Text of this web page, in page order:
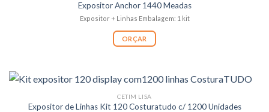
Expositor Anchor 1440 Meadas
Expositor + Linhas Embalagem: 1 kit
ORÇAR
CETIM LISA
Expositor de Linhas Kit 120 Costuratudo c/ 1200 Unidades